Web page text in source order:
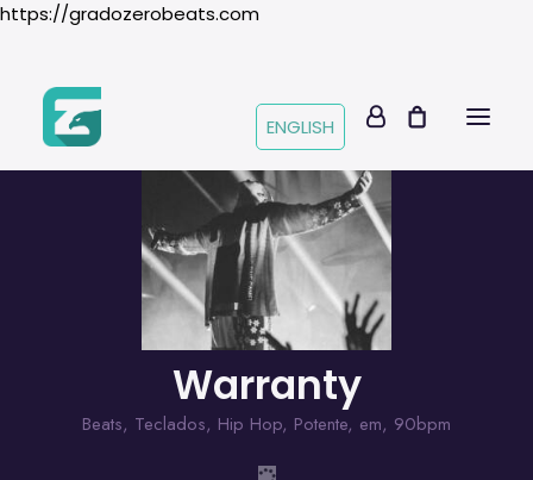
https://gradozerobeats.com
ENGLISH
Warranty
Beats, Teclados, Hip Hop, Potente, em, 90bpm